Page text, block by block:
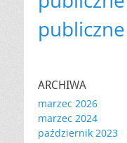
publiczne
ARCHIWA
marzec 2026
marzec 2024
październik 2023